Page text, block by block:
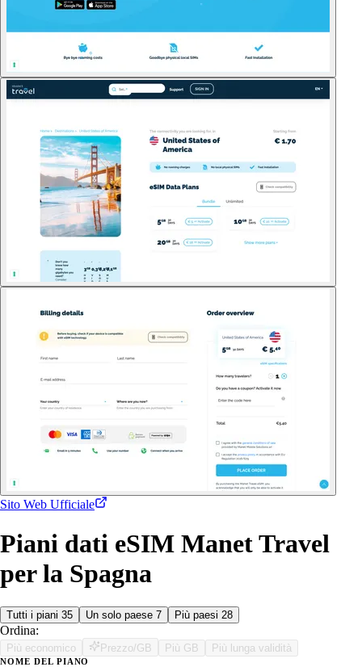
Sito Web Ufficiale
Piani dati eSIM Manet Travel
per la Spagna
Tutti i piani 35 Un solo paese 7 Più paesi 28
Ordina:
Più economico Prezzo/GB Più GB Più lunga validità
NOME DEL PIANO